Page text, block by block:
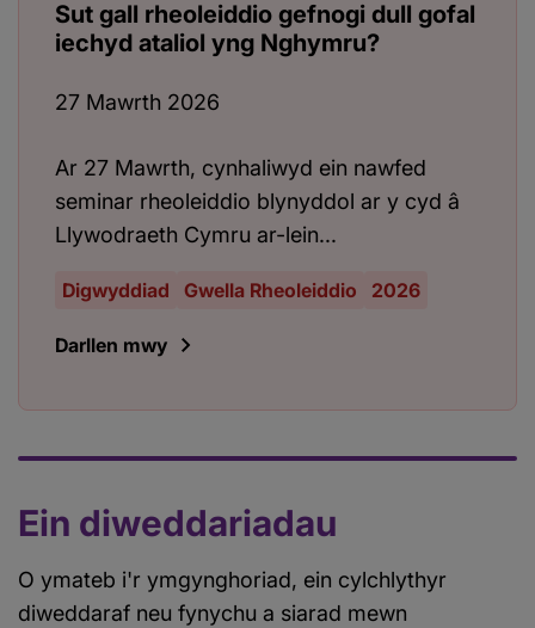
Sut gall rheoleiddio gefnogi dull gofal
iechyd ataliol yng Nghymru?
27 Mawrth 2026
Ar 27 Mawrth, cynhaliwyd ein nawfed
seminar rheoleiddio blynyddol ar y cyd â
Llywodraeth Cymru ar-lein...
Digwyddiad Gwella Rheoleiddio 2026
Darllen mwy
Ein diweddariadau
O ymateb i'r ymgynghoriad, ein cylchlythyr
diweddaraf neu fynychu a siarad mewn